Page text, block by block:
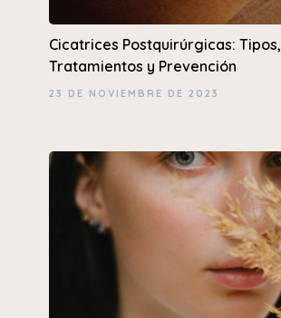
Cicatrices Postquirúrgicas: Tipos,
Tratamientos y Prevención
23 DE NOVIEMBRE DE 2023